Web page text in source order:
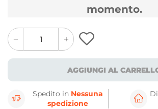
momento.
quantity
button
quantity
minus
button
AGGIUNGI AL
Spedito in Nessuna
spedizione